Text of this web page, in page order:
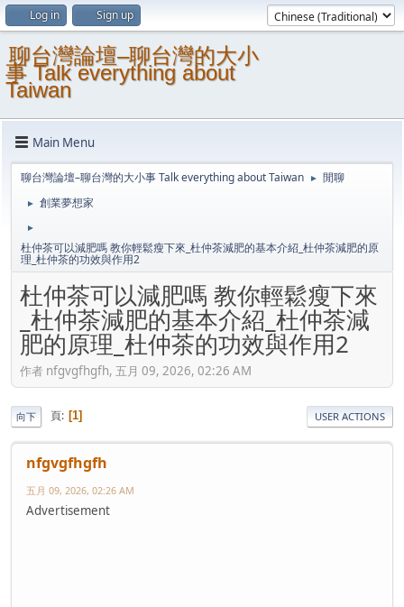
Log in Sign up
聊台灣論壇–聊台灣的大小
事 Talk everything about
Taiwan
Main Menu
聊台灣論壇–聊台灣的大小事 Talk everything about Taiwan ► 閒聊
► 創業夢想家
►
杜仲茶可以減肥嗎 教你輕鬆瘦下來_杜仲茶減肥的基本介紹_杜仲茶減肥的原
理_杜仲茶的功效與作用2
杜仲茶可以減肥嗎 教你輕鬆瘦下來
_杜仲茶減肥的基本介紹_杜仲茶減
肥的原理_杜仲茶的功效與作用2
作者 nfgvgfhgfh, 五月 09, 2026, 02:26 AM
向下 頁 1 USER ACTIONS
nfgvgfhgfh
五月 09, 2026, 02:26 AM
Advertisement